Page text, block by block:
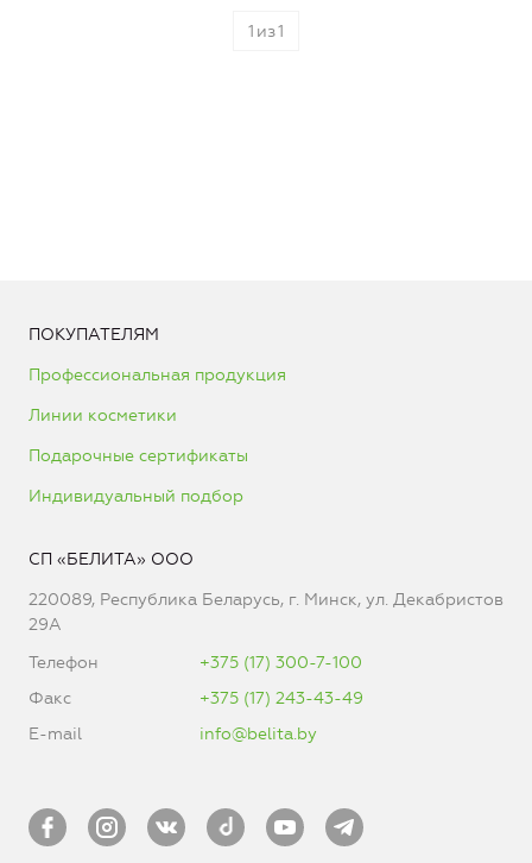
1 из1
ПОКУПАТЕЛЯМ
Профессиональная продукция
Линии косметики
Подарочные сертификаты
Индивидуальный подбор
СП «БЕЛИТА» ООО
220089, Республика Беларусь, г. Минск, ул. Декабристов
29А
Телефон
+375 (17) 300-7-100
Факс
+375 (17) 243-43-49
E-mail
info@belita.by